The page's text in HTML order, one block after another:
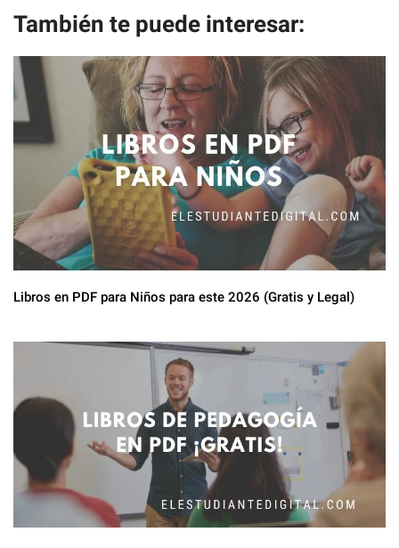
También te puede interesar:
Libros en PDF para Niños para este 2026 (Gratis y Legal)